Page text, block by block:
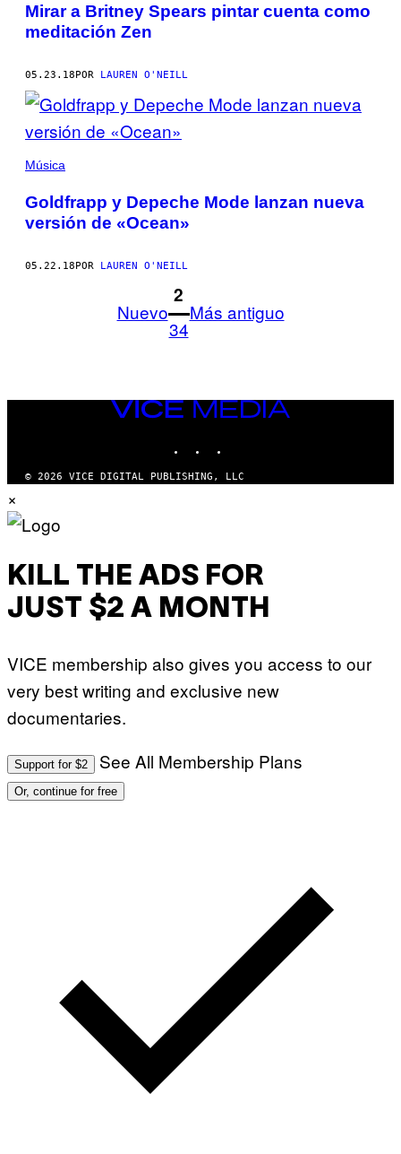
Mirar a Britney Spears pintar cuenta como
meditación Zen
05.23.18POR LAUREN O'NEILL
Música
Goldfrapp y Depeche Mode lanzan nueva
versión de «Ocean»
05.22.18POR LAUREN O'NEILL
Nuevo
1
2
34
Más antiguo
VICE
MEDIA
© 2026 VICE DIGITAL PUBLISHING, LLC
×
KILL THE ADS FOR
JUST $2 A MONTH
VICE membership also gives you access to our
very best writing and exclusive new
documentaries.
Support for $2 See All Membership Plans
Or, continue for free